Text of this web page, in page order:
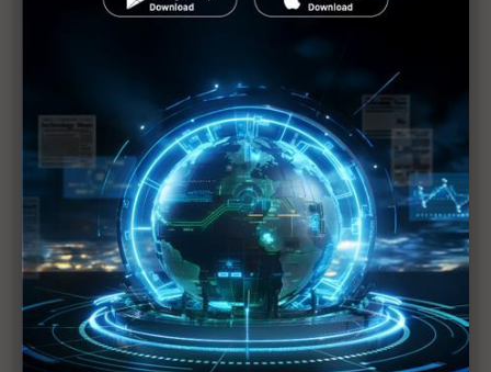
伊朗偵測雷達失效遭美以狂炸 化合物半導體晶片成
中東戰火虎頭蛇尾？ 評析：川普式混亂見怪不怪
應對記憶體缺貨佳世達手握籌碼 陳其宏盼美伊「速
戰速決是世界之福」
美伊戰爭恐拖緩FED降息步調 IC通路觀察「雙率」
營運重點
石油、氦與溴 全球半導體正陷入中東動盪「斷料」